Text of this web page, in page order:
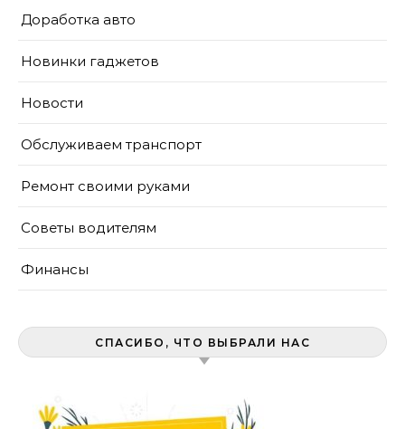
Доработка авто
Новинки гаджетов
Новости
Обслуживаем транспорт
Ремонт своими руками
Советы водителям
Финансы
СПАСИБО, ЧТО ВЫБРАЛИ НАС